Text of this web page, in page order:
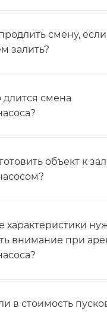
смену,
залить?
длится смена
объект к
характеристики
внимание при
в стоимость